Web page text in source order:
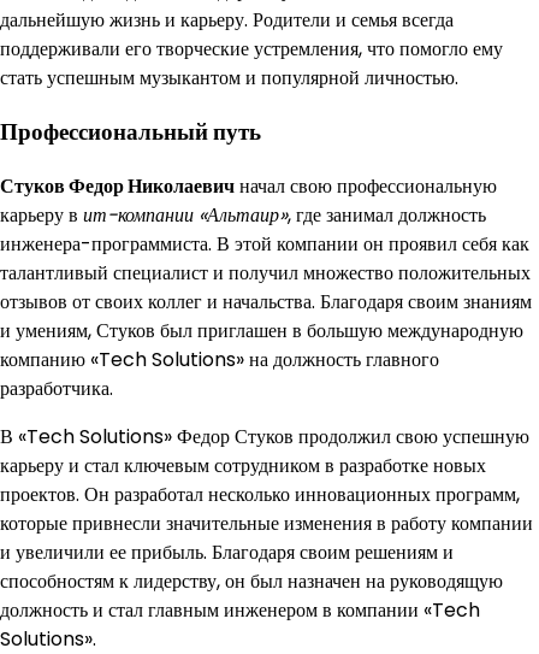
дальнейшую жизнь и карьеру. Родители и семья всегда
поддерживали его творческие устремления, что помогло ему
стать успешным музыкантом и популярной личностью.
Профессиональный путь
Стуков Федор Николаевичначал свою профессиональную
карьеру в ит-компании «Альтаир», где занимал должность
инженера-программиста. В этой компании он проявил себя как
талантливый специалист и получил множество положительных
отзывов от своих коллег и начальства. Благодаря своим знаниям
и умениям, Стуков был приглашен в большую международную
компанию «Tech Solutions» на должность главного
разработчика.
В «Tech Solutions» Федор Стуков продолжил свою успешную
карьеру и стал ключевым сотрудником в разработке новых
проектов. Он разработал несколько инновационных программ,
которые привнесли значительные изменения в работу компании
и увеличили ее прибыль. Благодаря своим решениям и
способностям к лидерству, он был назначен на руководящую
должность и стал главным инженером в компании «Tech
Solutions».